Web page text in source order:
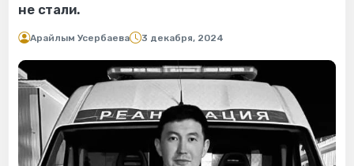
не стали.
Арайлым Усербаева 3 декабря, 2024